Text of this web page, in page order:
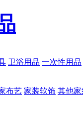
卫浴用品 一次性用品
布艺 家装软饰 其他